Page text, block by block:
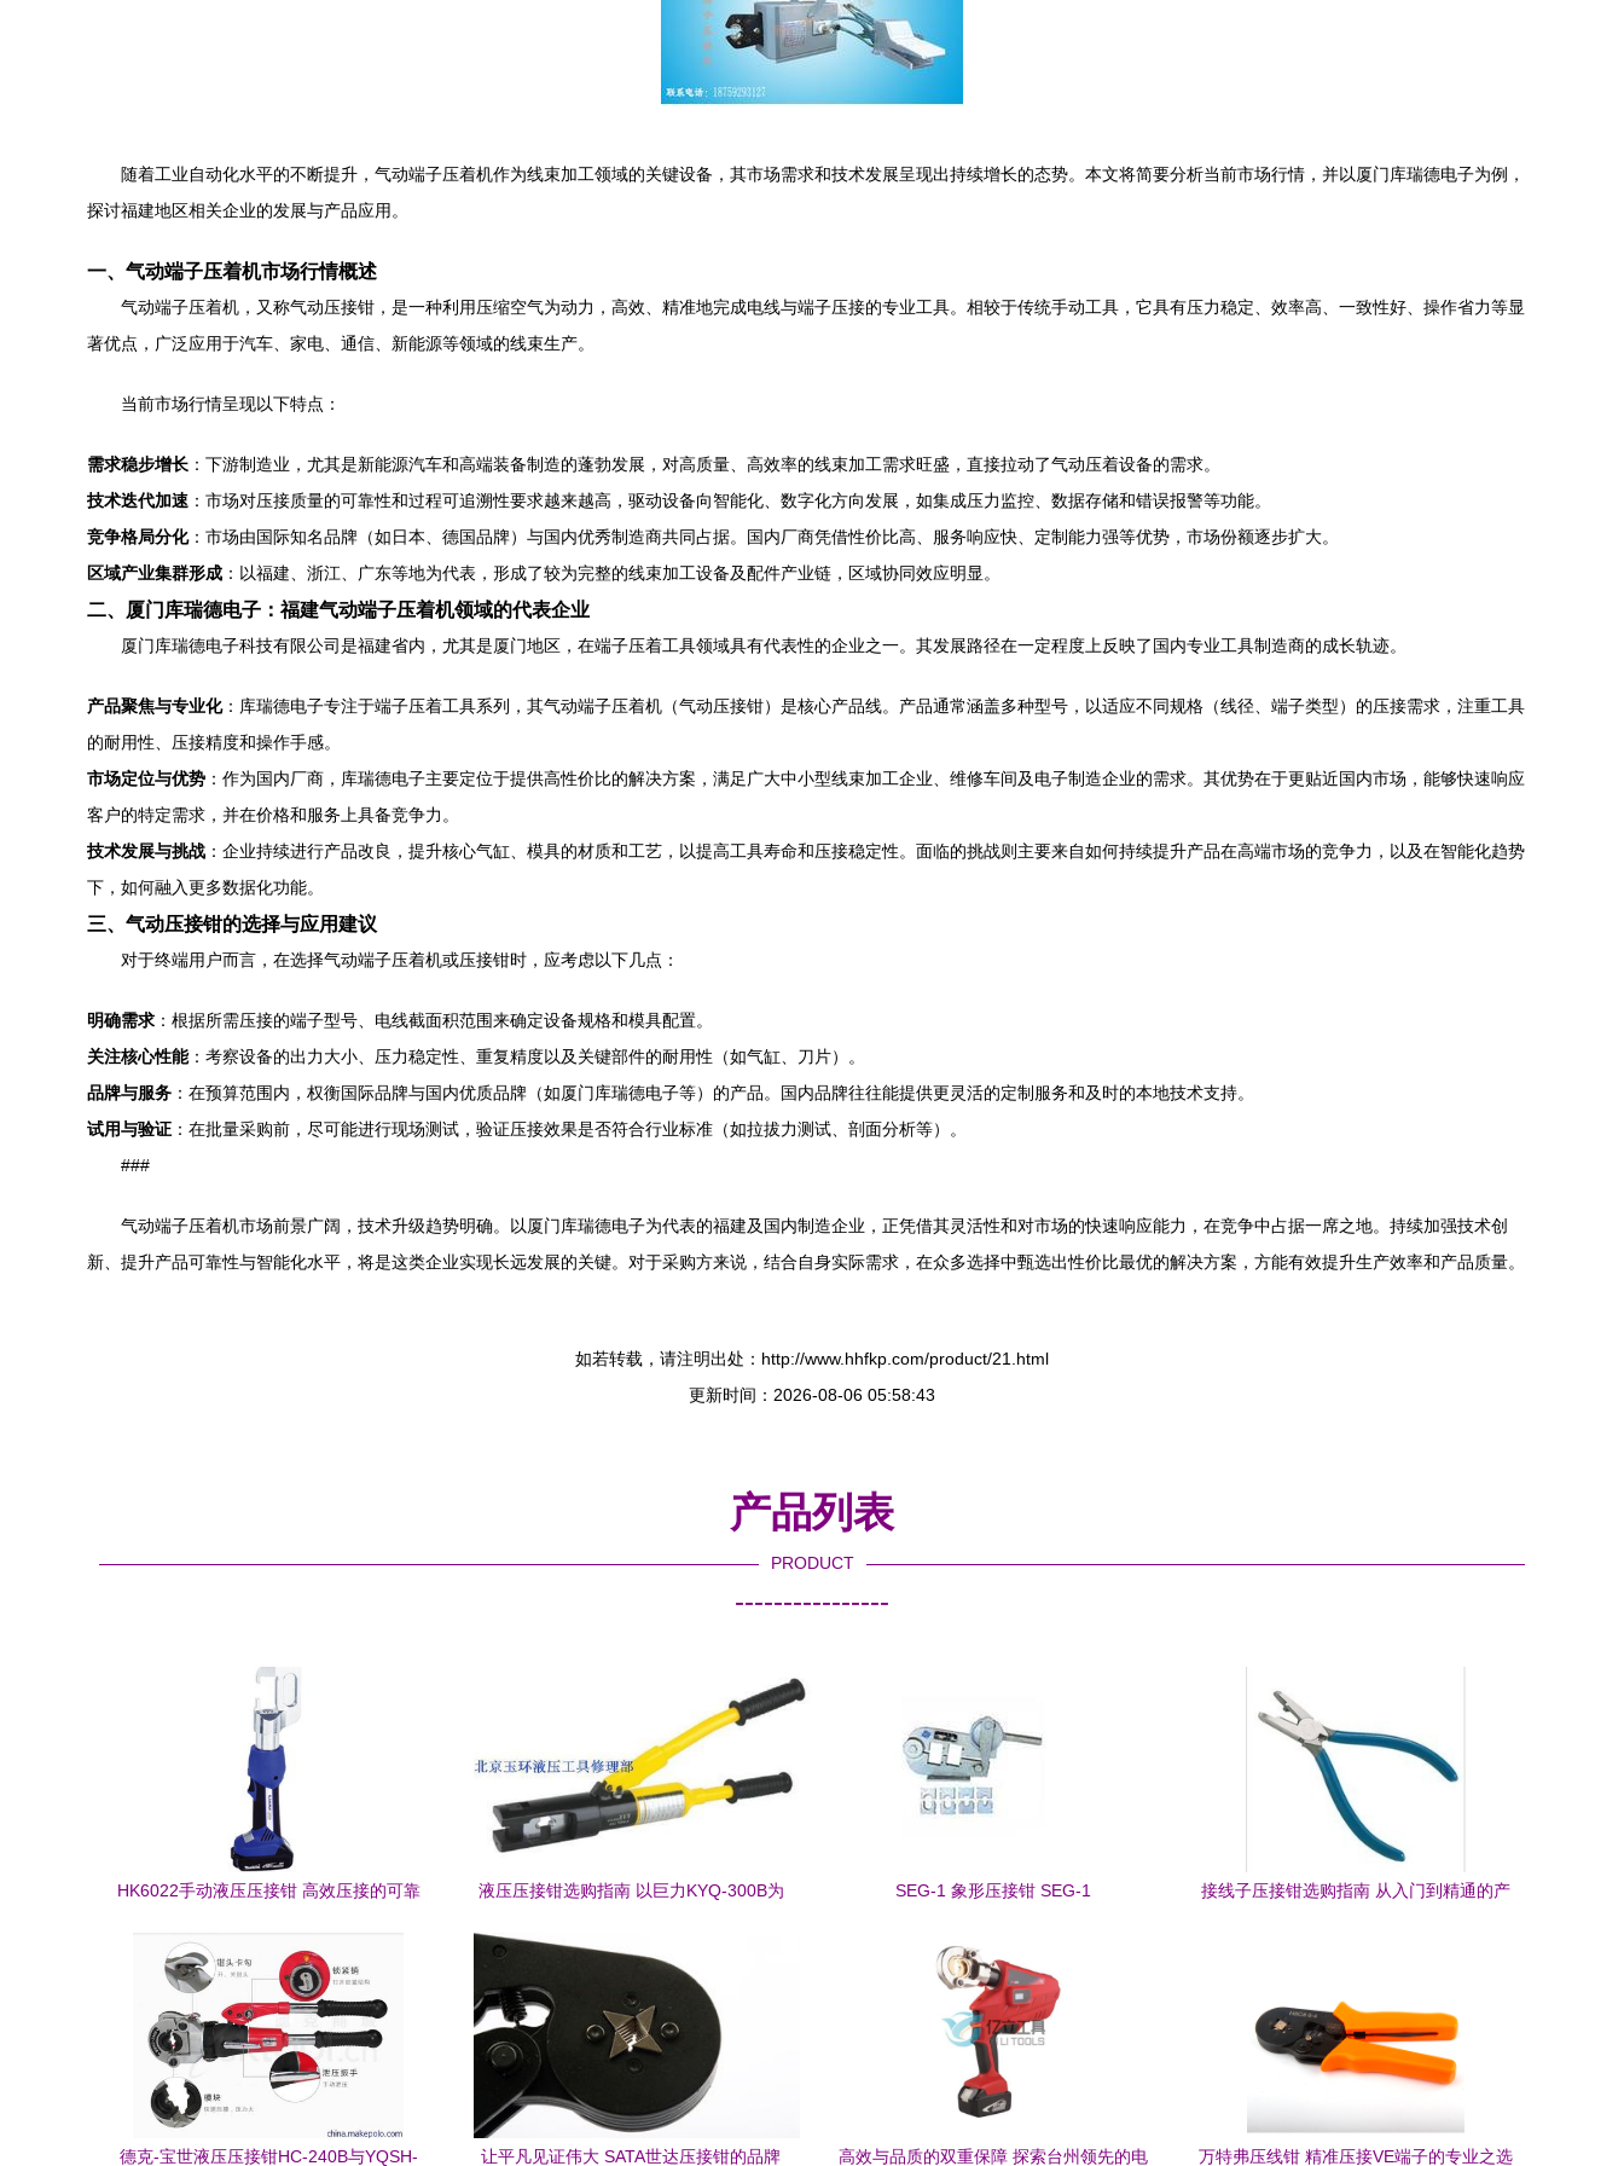
随着工业自动化水平的不断提升，气动端子压着机作为线束加工领域的关键设备，其市场需求和技术发展呈现出持续增长的态势。本文将简要分析当前市场行情，并以厦门库瑞德电子为例，
探讨福建地区相关企业的发展与产品应用。
一、气动端子压着机市场行情概述
气动端子压着机，又称气动压接钳，是一种利用压缩空气为动力，高效、精准地完成电线与端子压接的专业工具。相较于传统手动工具，它具有压力稳定、效率高、一致性好、操作省力等显
著优点，广泛应用于汽车、家电、通信、新能源等领域的线束生产。
当前市场行情呈现以下特点：
需求稳步增长 ：下游制造业，尤其是新能源汽车和高端装备制造的蓬勃发展，对高质量、高效率的线束加工需求旺盛，直接拉动了气动压着设备的需求。
技术迭代加速 ：市场对压接质量的可靠性和过程可追溯性要求越来越高，驱动设备向智能化、数字化方向发展，如集成压力监控、数据存储和错误报警等功能。
竞争格局分化：市场由国际知名品牌（如日本、德国品牌）与国内优秀制造商共同占据。国内厂商凭借性价比高、服务响应快、定制能力强等优势，市场份额逐步扩大。
区域产业集群形成 ：以福建、浙江、广东等地为代表，形成了较为完整的线束加工设备及配件产业链，区域协同效应明显。
二、厦门库瑞德电子：福建气动端子压着机领域的代表企业
厦门库瑞德电子科技有限公司是福建省内，尤其是厦门地区，在端子压着工具领域具有代表性的企业之一。其发展路径在一定程度上反映了国内专业工具制造商的成长轨迹。
产品聚焦与专业化：库瑞德电子专注于端子压着工具系列，其气动端子压着机（气动压接钳）是核心产品线。产品通常涵盖多种型号，以适应不同规格（线径、端子类型）的压接需求，注重工具
的耐用性、压接精度和操作手感。
市场定位与优势 ：作为国内厂商，库瑞德电子主要定位于提供高性价比的解决方案，满足广大中小型线束加工企业、维修车间及电子制造企业的需求。其优势在于更贴近国内市场，能够快速响应
客户的特定需求，并在价格和服务上具备竞争力。
技术发展与挑战 ：企业持续进行产品改良，提升核心气缸、模具的材质和工艺，以提高工具寿命和压接稳定性。面临的挑战则主要来自如何持续提升产品在高端市场的竞争力，以及在智能化趋势
下，如何融入更多数据化功能。
三、气动压接钳的选择与应用建议
对于终端用户而言，在选择气动端子压着机或压接钳时，应考虑以下几点：
明确需求 ：根据所需压接的端子型号、电线截面积范围来确定设备规格和模具配置。
关注核心性能：考察设备的出力大小、压力稳定性、重复精度以及关键部件的耐用性（如气缸、刀片）。
品牌与服务 ：在预算范围内，权衡国际品牌与国内优质品牌（如厦门库瑞德电子等）的产品。国内品牌往往能提供更灵活的定制服务和及时的本地技术支持。
试用与验证 ：在批量采购前，尽可能进行现场测试，验证压接效果是否符合行业标准（如拉拔力测试、剖面分析等）。
###
气动端子压着机市场前景广阔，技术升级趋势明确。以厦门库瑞德电子为代表的福建及国内制造企业，正凭借其灵活性和对市场的快速响应能力，在竞争中占据一席之地。持续加强技术创
新、提升产品可靠性与智能化水平，将是这类企业实现长远发展的关键。对于采购方来说，结合自身实际需求，在众多选择中甄选出性价比最优的解决方案，方能有效提升生产效率和产品质量。
如若转载，请注明出处：http://www.hhfkp.com/product/21.html
更新时间：2026-08-06 05:58:43
产品列表
PRODUCT
----------------
HK6022手动液压压接钳 高效压接的可靠
液压压接钳选购指南 以巨力KYQ-300B为
SEG-1 象形压接钳 SEG-1
接线子压接钳选购指南 从入门到精通的产
德克-宝世液压压接钳HC-240B与YQSH-
让平凡见证伟大 SATA世达压接钳的品牌
高效与品质的双重保障 探索台州领先的电
万特弗压线钳 精准压接VE端子的专业之选